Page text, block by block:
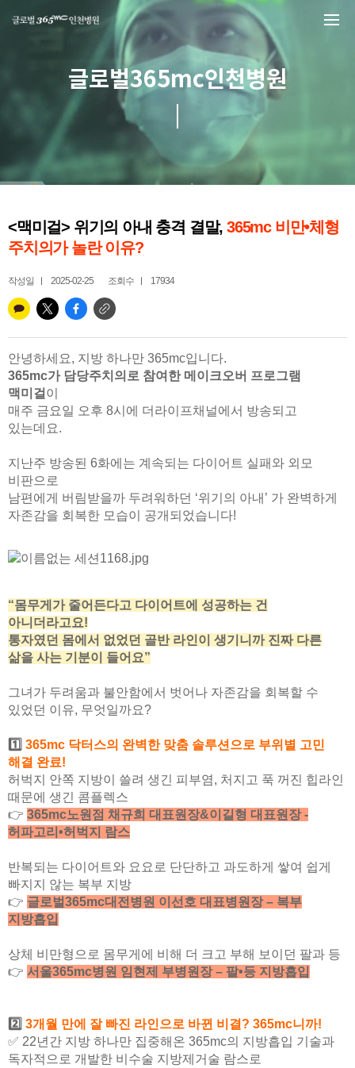
글로벌365mc인천병원
<맥미걸> 위기의 아내 충격 결말, 365mc 비만•체형
주치의가 놀란 이유?
작성일 2025-02-25 조회수 17934
안녕하세요, 지방 하나만 365mc입니다.
365mc가 담당주치의로 참여한 메이크오버 프로그램
맥미걸 이
매주 금요일 오후 8시에 더라이프채널에서 방송되고
있는데요.
지난주 방송된 6화에는 계속되는 다이어트 실패와 외모
비판으로
남편에게 버림받을까 두려워하던 ‘위기의 아내’ 가 완벽하게
자존감을 회복한 모습이 공개되었습니다!
“몸무게가 줄어든다고 다이어트에 성공하는 건
아니더라고요!
통자였던 몸에서 없었던 골반 라인이 생기니까 진짜 다른
삶을 사는 기분이 들어요”
그녀가 두려움과 불안함에서 벗어나 자존감을 회복할 수
있었던 이유, 무엇일까요?
1️⃣ 365mc 닥터스의 완벽한 맞춤 솔루션으로 부위별 고민
해결 완료!
허벅지 안쪽 지방이 쓸려 생긴 피부염, 처지고 푹 꺼진 힙라인
때문에 생긴 콤플렉스
👉 365mc노원점 채규희 대표원장&이길형 대표원장 -
허파고리•허벅지 람스
반복되는 다이어트와 요요로 단단하고 과도하게 쌓여 쉽게
빠지지 않는 복부 지방
👉 글로벌365mc대전병원 이선호 대표병원장 – 복부
지방흡입
상체 비만형으로 몸무게에 비해 더 크고 부해 보이던 팔과 등
👉 서울365mc병원 임현제 부병원장 – 팔•등 지방흡입
2️⃣ 3개월 만에 잘 빠진 라인으로 바뀐 비결? 365mc니까!
✅ 22년간 지방 하나만 집중해온 365mc의 지방흡입 기술과
독자적으로 개발한 비수술 지방제거술 람스로